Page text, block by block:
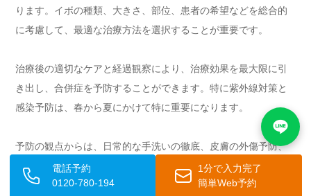
ります。イボの種類、大きさ、部位、患者の希望などを総合的
に考慮して、最適な治療方法を選択することが重要です。
治療後の適切なケアと経過観察により、治療効果を最大限に引
き出し、合併症を予防することができます。特に紫外線対策と
感染予防は、春から夏にかけて特に重要になります。
予防の観点からは、日常的な手洗いの徹底、皮膚の外傷予防、
免疫力の維持などが効果的です。既存のイボからの感染拡大を
防ぐことも重要な予防策の一つです。
電話予約
0120-780-194
1分で入力完了
簡単Web予約